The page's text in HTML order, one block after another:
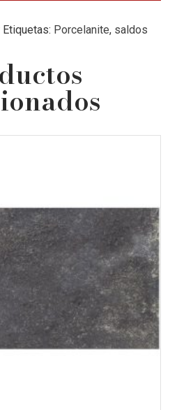
Etiquetas: Porcelanite, saldos